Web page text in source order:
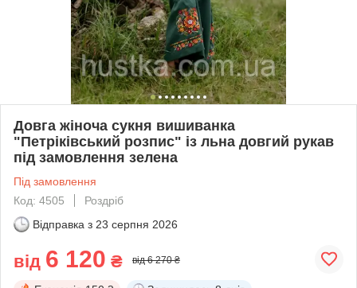
Довга жіноча сукня вишиванка
"Петріківський розпис" із льна довгий рукав
під замовлення зелена
Під замовлення
Код: 4505
Роздріб
Відправка з 23 серпня 2026
від 6 120 ₴ від 6 270 ₴